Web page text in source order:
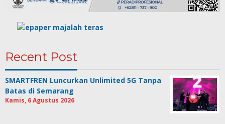
Recent Post
SMARTFREN Luncurkan Unlimited 5G Tanpa
Batas di Semarang
Kamis, 6 Agustus 2026